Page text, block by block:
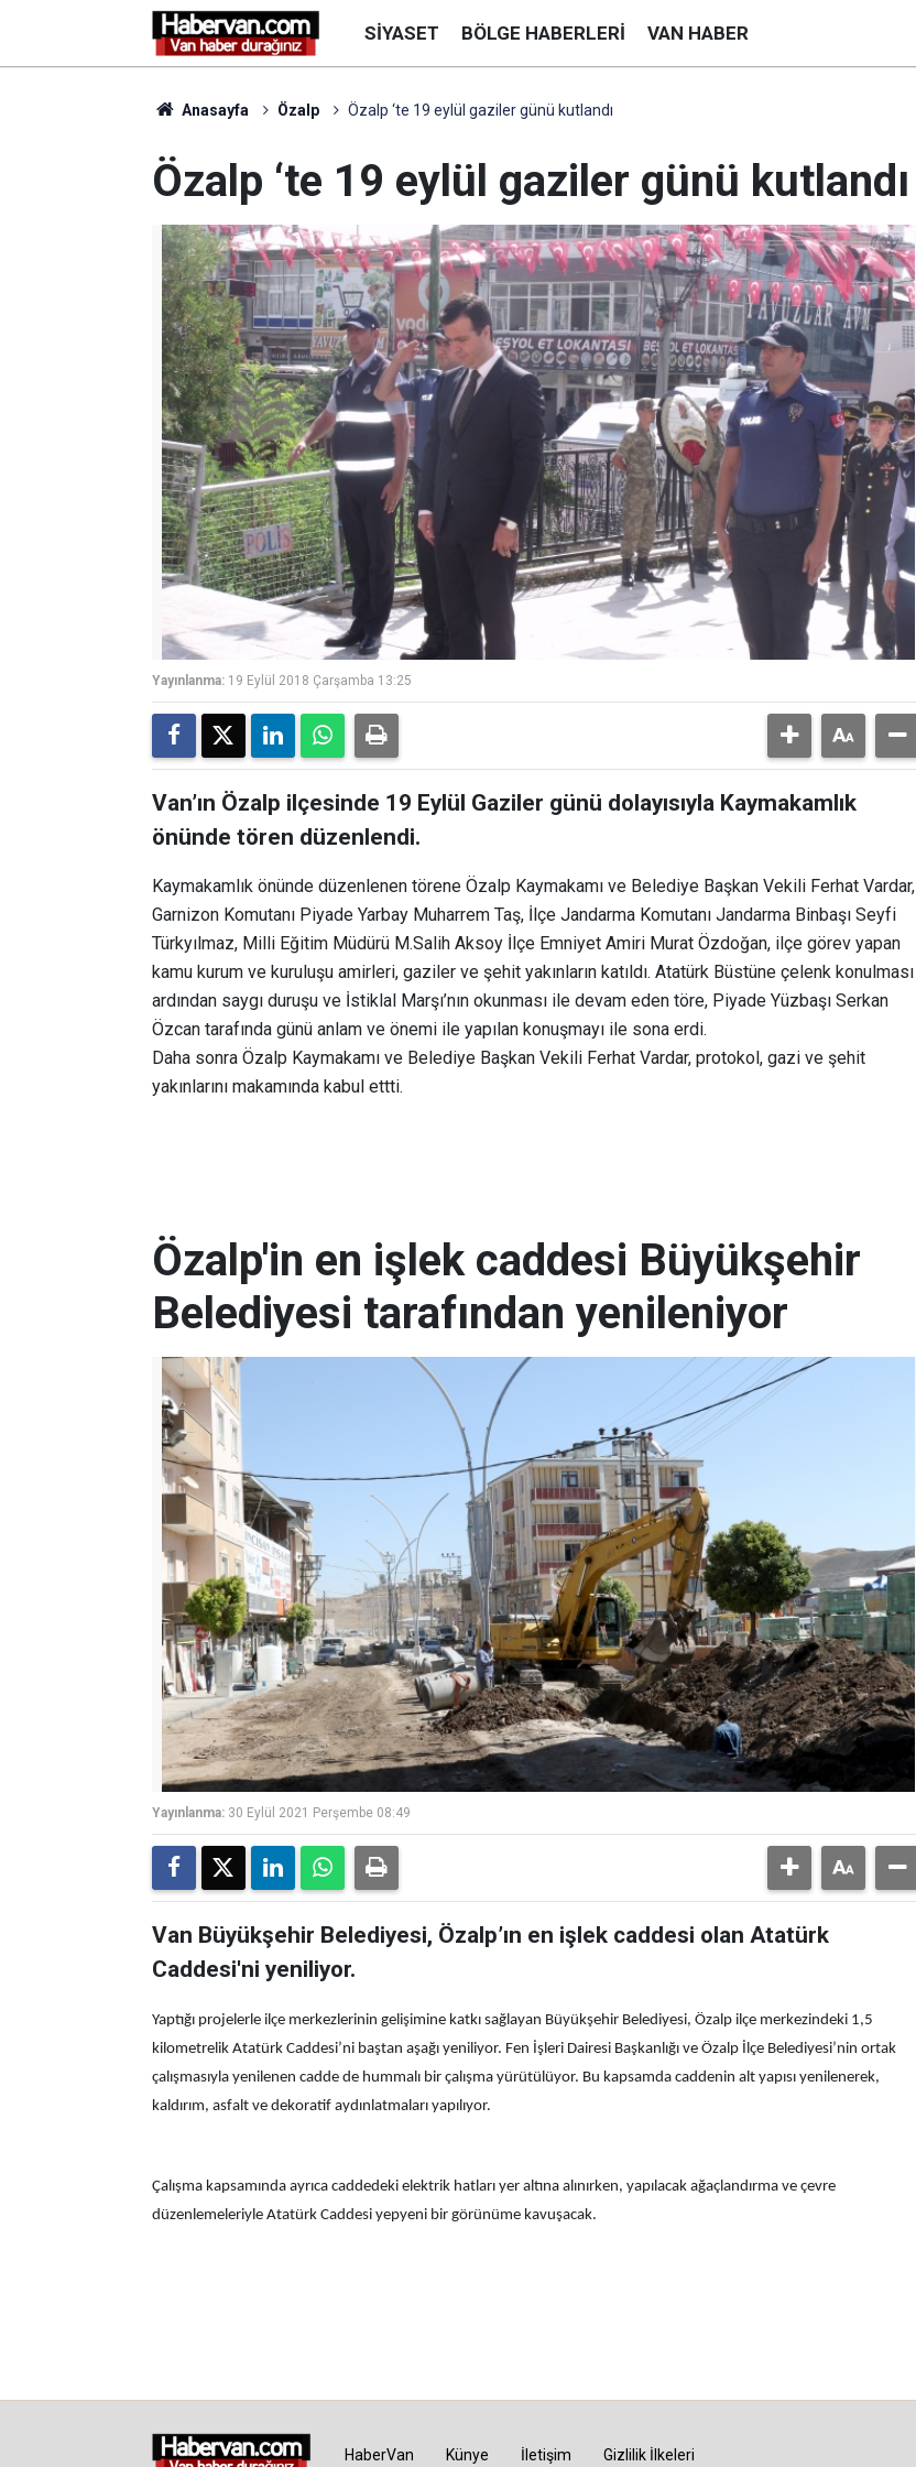
SIYASET BÖLGE HABERLERI VAN HABER
Anasayfa Özalp Özalp ‘te 19 eylül gaziler günü kutlandı
Özalp ‘te 19 eylül gaziler günü kutlandı
Yayınlanma: 19 Eylül 2018 Çarşamba 13:25
Van’ın Özalp ilçesinde 19 Eylül Gaziler günü dolayısıyla Kaymakamlık
önünde tören düzenlendi.
Kaymakamlık önünde düzenlenen törene Özalp Kaymakamı ve Belediye Başkan Vekili Ferhat Vardar,
Garnizon Komutanı Piyade Yarbay Muharrem Taş, İlçe Jandarma Komutanı Jandarma Binbaşı Seyfi
Türkyılmaz, Milli Eğitim Müdürü M.Salih Aksoy İlçe Emniyet Amiri Murat Özdoğan, ilçe görev yapan
kamu kurum ve kuruluşu amirleri, gaziler ve şehit yakınların katıldı. Atatürk Büstüne çelenk konulması
ardından saygı duruşu ve İstiklal Marşı’nın okunması ile devam eden töre, Piyade Yüzbaşı Serkan
Özcan tarafında günü anlam ve önemi ile yapılan konuşmayı ile sona erdi.
Daha sonra Özalp Kaymakamı ve Belediye Başkan Vekili Ferhat Vardar, protokol, gazi ve şehit
yakınlarını makamında kabul ettti.
Özalp'in en işlek caddesi Büyükşehir
Belediyesi tarafından yenileniyor
Yayınlanma: 30 Eylül 2021 Perşembe 08:49
Van Büyükşehir Belediyesi, Özalp’ın en işlek caddesi olan Atatürk
Caddesi'ni yeniliyor.
Yaptığı projelerle ilçe merkezlerinin gelişimine katkı sağlayan Büyükşehir Belediyesi, Özalp ilçe merkezindeki 1,5
kilometrelik Atatürk Caddesi’ni baştan aşağı yeniliyor. Fen İşleri Dairesi Başkanlığı ve Özalp İlçe Belediyesi’nin ortak
çalışmasıyla yenilenen cadde de hummalı bir çalışma yürütülüyor. Bu kapsamda caddenin alt yapısı yenilenerek,
kaldırım, asfalt ve dekoratif aydınlatmaları yapılıyor.
Çalışma kapsamında ayrıca caddedeki elektrik hatları yer altına alınırken, yapılacak ağaçlandırma ve çevre
düzenlemeleriyle Atatürk Caddesi yepyeni bir görünüme kavuşacak.
HaberVan Künye İletişim Gizlilik İlkeleri